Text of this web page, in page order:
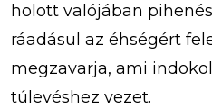
holott valójában
ráadásul az éhségért
megzavarja, ami
túlevéshez vezet.